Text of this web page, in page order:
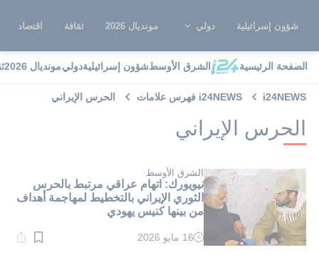
شؤون إسرائيلية دولي مونديال 2026 ثقافة اقتصاد
الصفحة الرئيسية الشرق الأوسطشؤون إسرائيليةدوليمونديال 2026
i24NEWS i24NEWS فهرس علامات الحرس الإيراني
الحرس الإيراني
الشرق الأوسط
نيويورك: اتهام عراقي مرتبط بالحرس
الثوري الإيراني بالتخطيط لمهاجمة أهداف
من بينها كنيس يهودي
وقت
16 مايو 2026